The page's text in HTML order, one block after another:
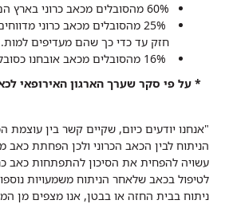
60% מהסובלים מכאב כרוני בארץ הם נשים.
25% מהסובלים מכאב כרוני
חזק עד כדי כך שהם מעדיפים למות.
* על פי סקר שערך הארגון האירופאי לכאב
"אנחנו יודעים כיום, שקיים קשר בין עוצמת
הניתוח לבין הכאב הכרוני ולכן הפחתת כאב
עשויה להפחית את הסיכון להתפתחות כאב
לטיפול בכאב שלאחר הניתוח משמעויות
ניתוח בבית החזה או בבטן, אנו מצפים מן